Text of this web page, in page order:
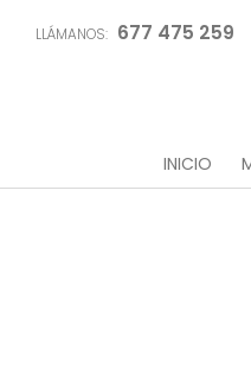
LLÁMANOS: 677 475 259
INICIO